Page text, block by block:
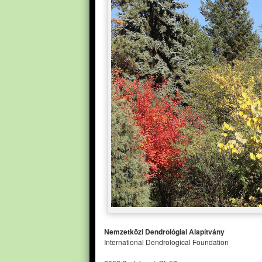
Nemzetközi Dendrológiai Alapítvány
International Dendrological Foundation